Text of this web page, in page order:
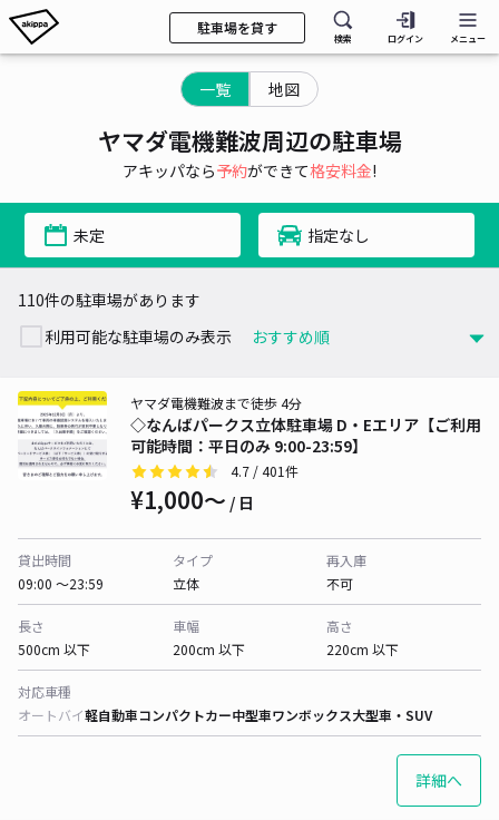
駐車場を貸す
検索 ログイン メニュー
一覧 地図
ヤマダ電機難波周辺の駐車場
アキッパなら予約ができて格安料金!
未定 指定なし
110件の駐車場があります
利用可能な駐車場のみ表示
◇なんばパークス立体駐車場 D・Eエリア【ご利用
可能時間：平日のみ 9:00-23:59】
ヤマダ電機難波まで徒歩 4分
4.7 / 401件
¥1,000〜 / 日
貸出時間
09:00 〜23:59
タイプ
立体
再入庫
不可
長さ
500cm 以下
車幅
200cm 以下
高さ
220cm 以下
対応車種
オートバイ軽自動車コンパクトカー中型車ワンボックス大型車・SUV
詳細へ